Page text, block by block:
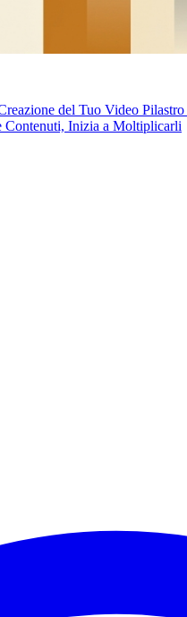
del Tuo Video
Contenuti, Inizia a Moltiplicarli